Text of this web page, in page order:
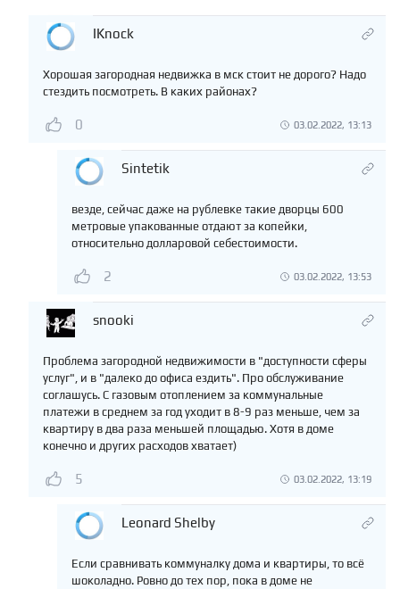
IKnock
Хорошая загородная недвижка в мск стоит не дорого? Надо
стездить посмотреть. В каких районах?
0 03.02.2022, 13:13
Sintetik
везде, сейчас даже на рублевке такие дворцы 600
метровые упакованные отдают за копейки,
относительно долларовой себестоимости.
2 03.02.2022, 13:53
snooki
Проблема загородной недвижимости в "доступности сферы
услуг", и в "далеко до офиса ездить". Про обслуживание
соглашусь. С газовым отоплением за коммунальные
платежи в среднем за год уходит в 8-9 раз меньше, чем за
квартиру в два раза меньшей площадью. Хотя в доме
конечно и других расходов хватает)
5 03.02.2022, 13:19
Leonard Shelby
Если сравнивать коммуналку дома и квартиры, то всё
шоколадно. Ровно до тех пор, пока в доме не